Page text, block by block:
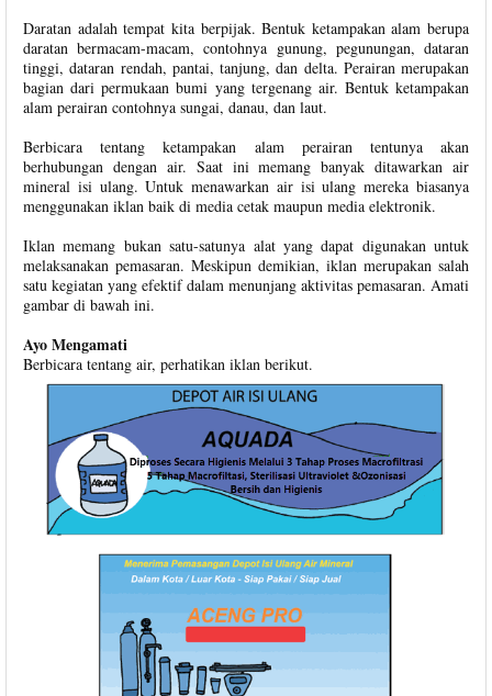
Daratan adalah tempat kita berpijak. Bentuk ketampakan alam berupa
daratan bermacam-macam, contohnya gunung, pegunungan, dataran
tinggi, dataran rendah, pantai, tanjung, dan delta. Perairan merupakan
bagian dari permukaan bumi yang tergenang air. Bentuk ketampakan
alam perairan contohnya sungai, danau, dan laut.
Berbicara tentang ketampakan alam perairan tentunya akan
berhubungan dengan air. Saat ini memang banyak ditawarkan air
mineral isi ulang. Untuk menawarkan air isi ulang mereka biasanya
menggunakan iklan baik di media cetak maupun media elektronik.
Iklan memang bukan satu-satunya alat yang dapat digunakan untuk
melaksanakan pemasaran. Meskipun demikian, iklan merupakan salah
satu kegiatan yang efektif dalam menunjang aktivitas pemasaran. Amati
gambar di bawah ini.
Ayo Mengamati
Berbicara tentang air, perhatikan iklan berikut.